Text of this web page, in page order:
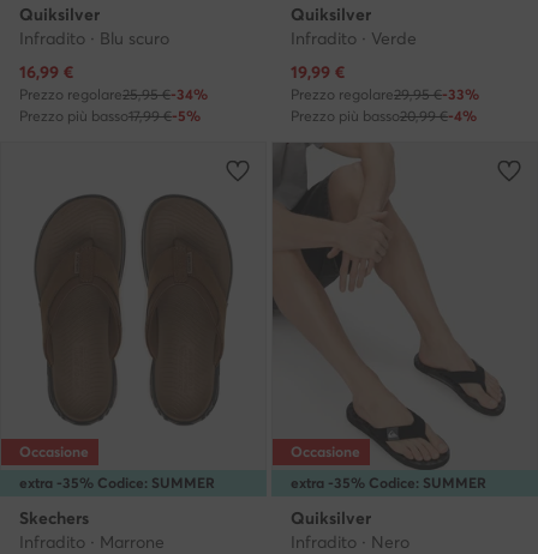
Quiksilver
Infradito · Blu scuro
Prezzo attuale
16,99 €
Prezzo regolare25,95 €-34%
Prezzo più basso17,99 €-5%
Quiksilver
Infradito · Verde
Prezzo attuale
19,99 €
Prezzo regolare29,95 €-33%
Prezzo più basso20,99 €-4%
extra -35% Codice: SUMMER
Occasione
Skechers
Infradito · Marrone
extra -35% Codice: SUMMER
Occasione
Quiksilver
Infradito · Nero